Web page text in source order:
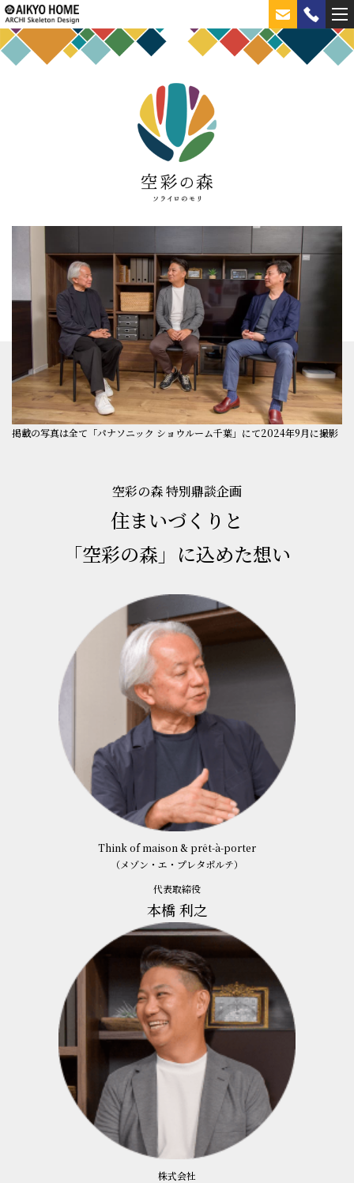
掲載の写真は全て「パナソニック ショウルーム千葉」にて2024年9月に撮影
空彩の森 特別鼎談企画
住まいづくりと
「空彩の森」に込めた想い
Think of maison & prêt-à-porter
（メゾン・エ・プレタポルテ）
代表取締役
本橋 利之
株式会社